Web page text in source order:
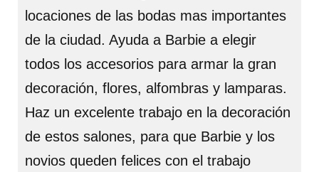
locaciones de las bodas mas importantes
de la ciudad. Ayuda a Barbie a elegir
todos los accesorios para armar la gran
decoración, flores, alfombras y lamparas.
Haz un excelente trabajo en la decoración
de estos salones, para que Barbie y los
novios queden felices con el trabajo